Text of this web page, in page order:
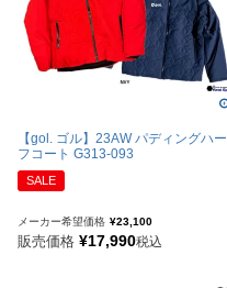
【gol. ゴル】23AW パディングハー
フコート G313-093
SALE
メーカー希望価格 ¥23,100
販売価格 ¥17,990税込